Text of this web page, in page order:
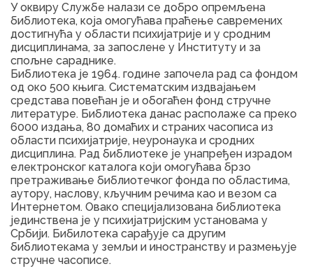
У оквиру Службе налази се добро опремљена
библиотека, која омогућава праћење савремених
достигнућа у области психијатрије и у сродним
дисциплинама, за запослене у Институту и за
спољне сараднике.
Библиотека је 1964. године започела рад са фондом
од око 500 књига. Систематским издвајањем
средстава повећан је и обогаћен фонд стручне
литературе. Библиотека данас располаже са преко
6000 издања, 80 домаћих и страних часописа из
области психијатрије, неуронаука и сродних
дисциплина. Рад библиотеке је унапређен израдом
електронског каталога који омогућава брзо
претраживање библиотечког фонда по областима,
аутору, наслову, кључним речима као и везом са
Интернетом. Овако специјализована библиотека
јединствена је у психијатријским установама у
Србији. Бибилотека сарађује са другим
библиотекама у земљи и иностранству и размењује
стручне часописе.